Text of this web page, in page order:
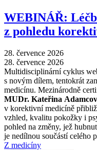
WEBINÁŘ:
z pohledu
28. července 2026
28. července 2026
Multidisciplinární cyklus
s novým dílem, tentokrát
medicínu. Mezinárodně
MUDr. Kateřina
v korektivní medicíně
vzhled, kvalitu pokožky i
pohled na změny, jež
je nedílnou součástí celého
Z medicíny